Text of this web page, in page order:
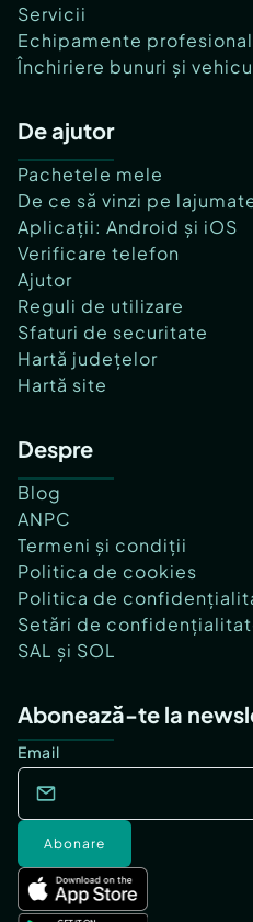
Servicii
Echipamente
Închiriere bunuri și
De ajutor
Pachetele mele
De ce să vinzi pe
Aplicații: Android și iOS
Verificare telefon
Ajutor
Reguli de utilizare
Sfaturi de securitate
Hartă județelor
Hartă site
Despre
Blog
ANPC
Termeni și condiții
Politica de cookies
Politica de
Setări de
SAL și SOL
Abonează-te la
Email
Abonare